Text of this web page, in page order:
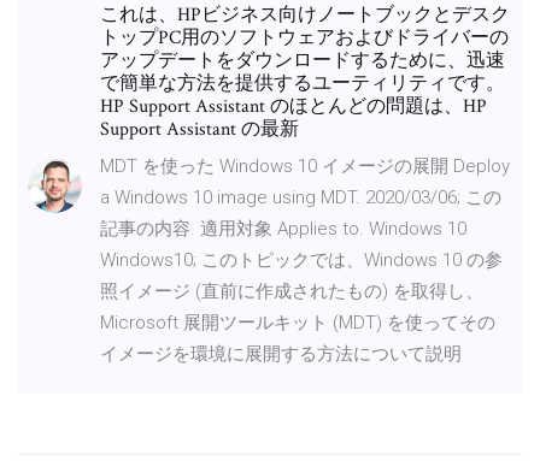
これは、HPビジネス向けノートブックとデスク
トップPC用のソフトウェアおよびドライバーの
アップデートをダウンロードするために、迅速
で簡単な方法を提供するユーティリティです。
HP Support Assistant のほとんどの問題は、HP
Support Assistant の最新
MDT を使った Windows 10 イメージの展開 Deploy
a Windows 10 image using MDT. 2020/03/06; この
記事の内容. 適用対象 Applies to. Windows 10
Windows10; このトピックでは、Windows 10 の参
照イメージ (直前に作成されたもの) を取得し、
Microsoft 展開ツールキット (MDT) を使ってその
イメージを環境に展開する方法について説明